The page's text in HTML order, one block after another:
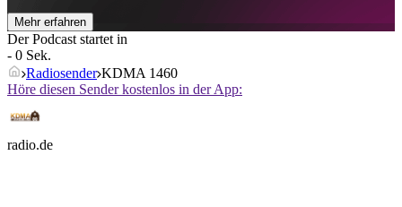
Mehr erfahren
Der Podcast startet in
- 0 Sek.
Radiosender KDMA 1460
Höre diesen Sender kostenlos in der App:
radio.de